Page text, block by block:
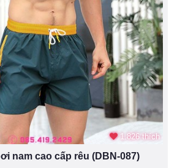
1.826 thích
nam cao cấp rêu (DBN-087)